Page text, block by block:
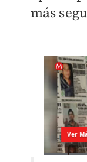
más